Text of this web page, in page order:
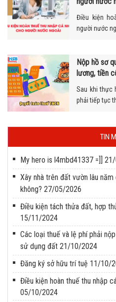
Điều kiện
người nước
Nộp hồ sơ
lương, tiền
Sau khi thực
phải tiếp tục
TIN
My hero is l4mbd41337 =]]
Xây nhà trên đất vườn lâu
không? 27/05/2026
Điều kiện tách thửa đất, hợp
15/11/2024
Các loại thuế và lệ phí phải
sử dụng đất 21/10/2024
Đăng ký sở hữu trí tuệ 11/10/
Điều kiện hoàn thuế thu nhập
05/10/2024